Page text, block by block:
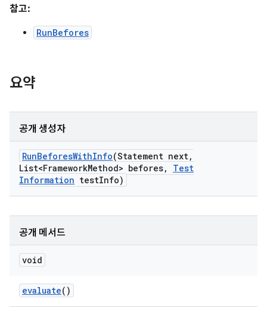
참고:
RunBefores
요약
공개 생성자
RunBeforesWithInfo(Statement next,
List<FrameworkMethod> befores,
Test
Information testInfo)
공개 메서드
void
evaluate()